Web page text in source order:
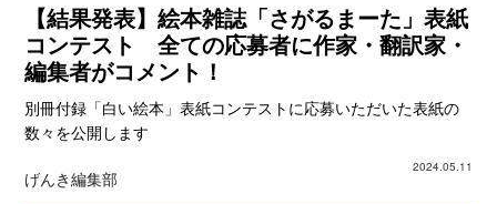
【結果発表】絵本雑誌「さがるまーた」表紙
コンテスト 全ての応募者に作家・翻訳家・
編集者がコメント！
別冊付録「白い絵本」表紙コンテストに応募いただいた表紙の
数々を公開します
2024.05.11
げんき編集部